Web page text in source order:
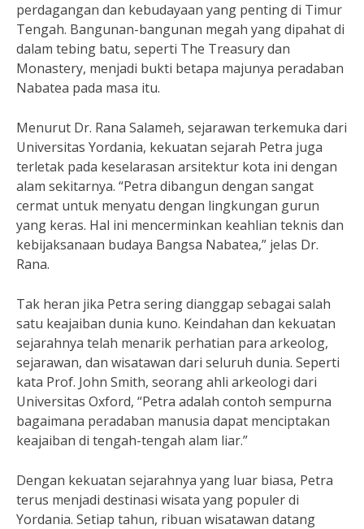
perdagangan dan kebudayaan yang penting di Timur
Tengah. Bangunan-bangunan megah yang dipahat di
dalam tebing batu, seperti The Treasury dan
Monastery, menjadi bukti betapa majunya peradaban
Nabatea pada masa itu.
Menurut Dr. Rana Salameh, sejarawan terkemuka dari
Universitas Yordania, kekuatan sejarah Petra juga
terletak pada keselarasan arsitektur kota ini dengan
alam sekitarnya. “Petra dibangun dengan sangat
cermat untuk menyatu dengan lingkungan gurun
yang keras. Hal ini mencerminkan keahlian teknis dan
kebijaksanaan budaya Bangsa Nabatea,” jelas Dr.
Rana.
Tak heran jika Petra sering dianggap sebagai salah
satu keajaiban dunia kuno. Keindahan dan kekuatan
sejarahnya telah menarik perhatian para arkeolog,
sejarawan, dan wisatawan dari seluruh dunia. Seperti
kata Prof. John Smith, seorang ahli arkeologi dari
Universitas Oxford, “Petra adalah contoh sempurna
bagaimana peradaban manusia dapat menciptakan
keajaiban di tengah-tengah alam liar.”
Dengan kekuatan sejarahnya yang luar biasa, Petra
terus menjadi destinasi wisata yang populer di
Yordania. Setiap tahun, ribuan wisatawan datang